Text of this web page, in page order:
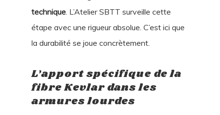
technique. L’Atelier SBTT surveille cette
étape avec une rigueur absolue. C’est ici que
la durabilité se joue concrètement.
L’apport spécifique de la
fibre Kevlar dans les
armures lourdes